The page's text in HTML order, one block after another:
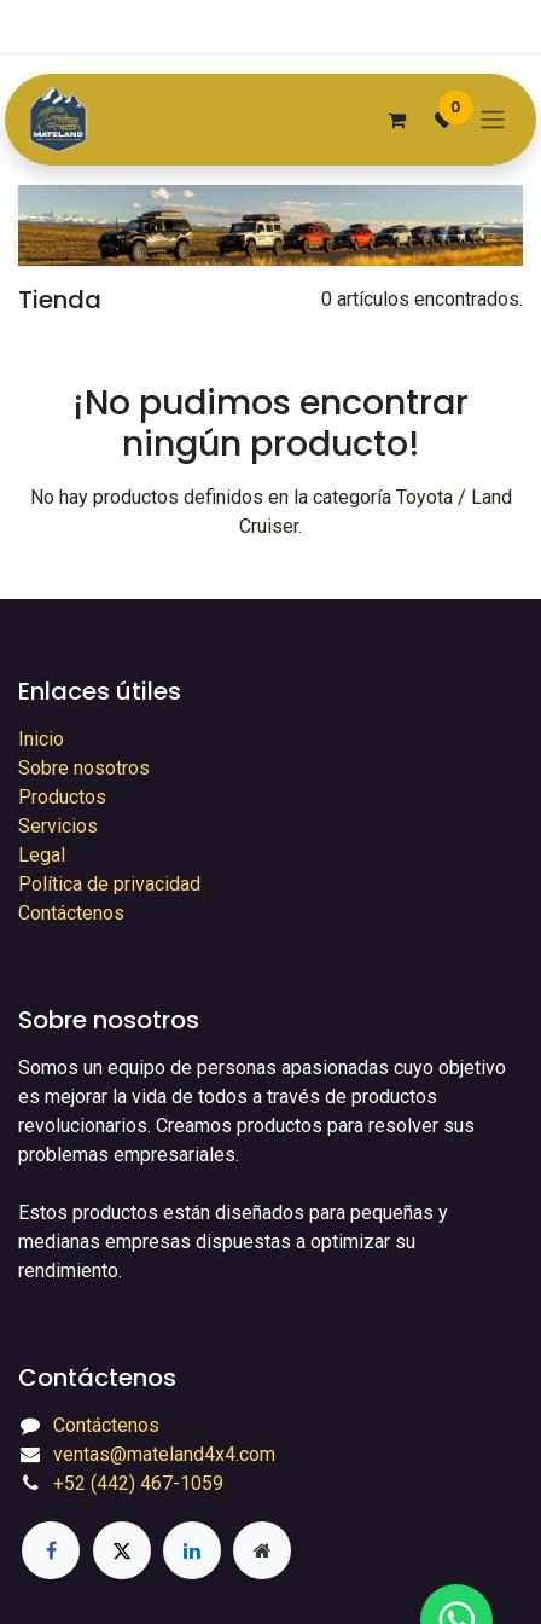
0
Tienda 0 artículos encontrados.
¡No pudimos encontrar
ningún producto!
No hay productos definidos en la categoría Toyota / Land
Cruiser.
Enlaces útiles
Inicio
Sobre nosotros
Productos
Servicios
Legal
Política de privacidad
Contáctenos
Sobre nosotros
Somos un equipo de personas apasionadas cuyo objetivo
es mejorar la vida de todos a través de productos
revolucionarios. Creamos productos para resolver sus
problemas empresariales.
Estos productos están diseñados para pequeñas y
medianas empresas dispuestas a optimizar su
rendimiento.
Contáctenos
Contáctenos
ventas@mateland4x4.com
+52 (442) 467-1059